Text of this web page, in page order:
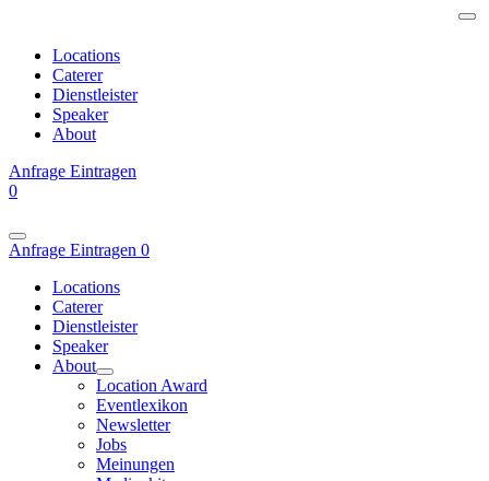
Locations
Caterer
Dienstleister
Speaker
About
Anfrage Eintragen
0
Anfrage Eintragen 0
Locations
Caterer
Dienstleister
Speaker
About
Location Award
Eventlexikon
Newsletter
Jobs
Meinungen